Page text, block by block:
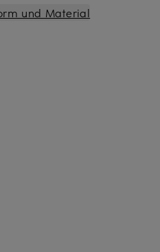
und Material